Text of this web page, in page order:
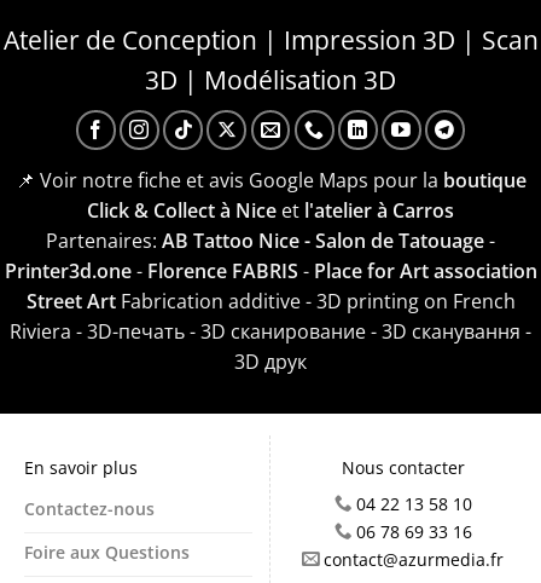
Atelier de Conception | Impression 3D | Scan
3D | Modélisation 3D
📌 Voir notre fiche et avis Google Maps pour la boutique
Click & Collect à Nice et l'atelier à Carros
Partenaires: AB Tattoo Nice - Salon de Tatouage-
Printer3d.one- Florence FABRIS - Place for Art association
Street ArtFabrication additive - 3D printing on French
Riviera - 3D-печать - 3D сканирование - 3D сканування -
3D друк
En savoir plus
Contactez-nous
Foire aux Questions
Nous contacter
04 22 13 58 10
06 78 69 33 16
contact@azurmedia.fr